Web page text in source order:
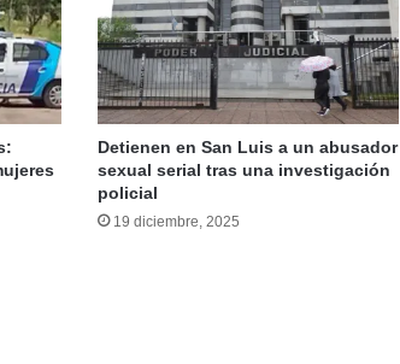
Fatal accidente en la autopista 55: tres jóvenes pierden la vida en Tilisarao
Detienen en San Luis a un abusador
sexual serial tras una investigación
policial
19 diciembre, 2025